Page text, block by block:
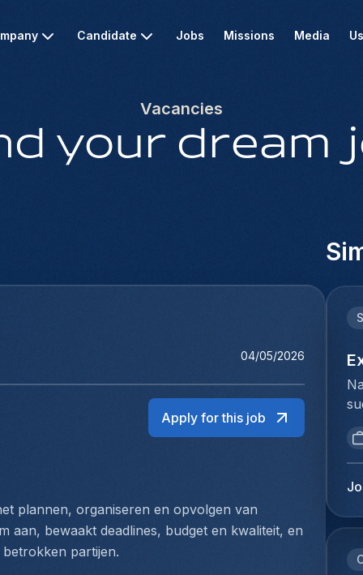
Candidate Jobs Missions Media
Vacancies
your dream
04/05/2026
Apply for this job
plannen, organiseren en opvolgen van
aan, bewaakt deadlines, budget en kwaliteit, en
partijen.